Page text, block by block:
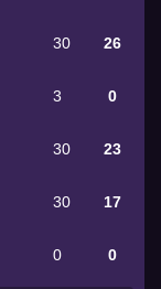
30 26
3 0
30 23
30 17
0 0